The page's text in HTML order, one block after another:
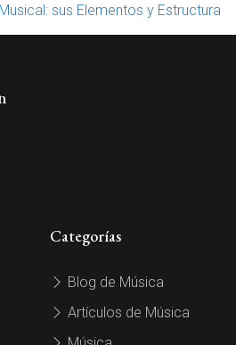
sus Elementos y Estructura
Categorías
Blog de Música
Artículos de Música